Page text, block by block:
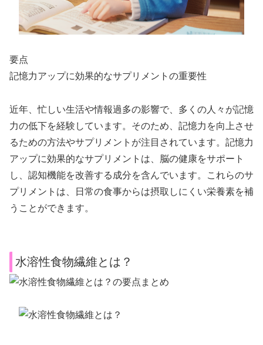
要点
記憶力アップに効果的なサプリメントの重要性
近年、忙しい生活や情報過多の影響で、多くの人々が記憶
力の低下を経験しています。そのため、記憶力を向上させ
るための方法やサプリメントが注目されています。記憶力
アップに効果的なサプリメントは、脳の健康をサポート
し、認知機能を改善する成分を含んでいます。これらのサ
プリメントは、日常の食事からは摂取しにくい栄養素を補
うことができます。
水溶性食物繊維とは？